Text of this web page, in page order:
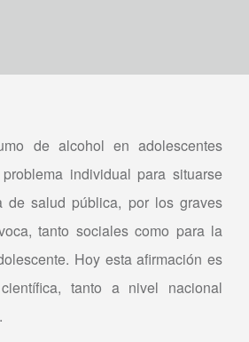
de alcohol en adolescentes
individual para situarse
de salud pública, por los graves
tanto sociales como para la
Hoy esta afirmación es
tanto a nivel nacional